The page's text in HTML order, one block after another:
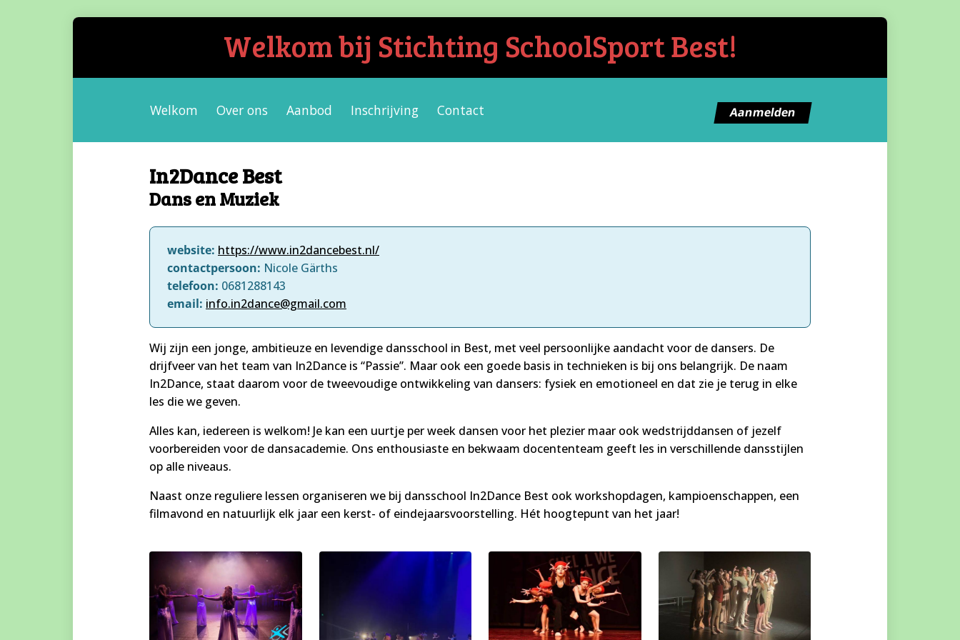
Welkom bij Stichting SchoolSport Best!
Welkom Over ons Aanbod Inschrijving Contact Aanmelden
In2Dance Best
Dans en Muziek
website: https://www.in2dancebest.nl/
contactpersoon: Nicole Gärths
telefoon: 0681288143
email: info.in2dance@gmail.com
Wij zijn een jonge, ambitieuze en levendige dansschool in Best, met veel persoonlijke aandacht voor de dansers. De
drijfveer van het team van In2Dance is “Passie”. Maar ook een goede basis in technieken is bij ons belangrijk. De naam
In2Dance, staat daarom voor de tweevoudige ontwikkeling van dansers: fysiek en emotioneel en dat zie je terug in elke
les die we geven.
Alles kan, iedereen is welkom! Je kan een uurtje per week dansen voor het plezier maar ook wedstrijddansen of jezelf
voorbereiden voor de dansacademie. Ons enthousiaste en bekwaam docententeam geeft les in verschillende dansstijlen
op alle niveaus.
Naast onze reguliere lessen organiseren we bij dansschool In2Dance Best ook workshopdagen, kampioenschappen, een
filmavond en natuurlijk elk jaar een kerst- of eindejaarsvoorstelling. Hét hoogtepunt van het jaar!